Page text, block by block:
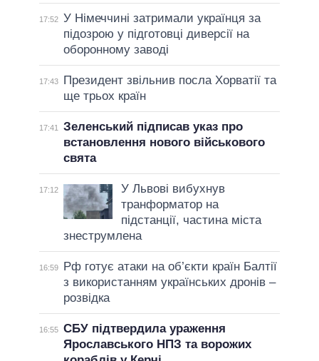
17:52 У Німеччині затримали українця за
підозрою у підготовці диверсії на
оборонному заводі
17:43
Президент звільнив посла Хорватії та
ще трьох країн
17:41
Зеленський підписав указ про
встановлення нового військового
свята
17:12
У Львові вибухнув
транформатор на
підстанції, частина міста
знеструмлена
16:59
Рф готує атаки на об’єкти країн Балтії
з використанням українських дронів –
розвідка
16:55 СБУ підтвердила ураження
Ярославського НПЗ та ворожих